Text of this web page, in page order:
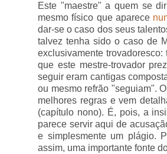
Este "maestre" a quem se
mesmo físico que aparece
dar-se o caso dos seus
talvez tenha sido o caso de
exclusivamente
que este mestre-trovador
seguir eram cantigas
ou mesmo refrão "seguiam".
melhores regras e vem
(capítulo nono). É, pois, a
parece servir aqui de
e simplesmente um plágio.
assim, uma importante fonte